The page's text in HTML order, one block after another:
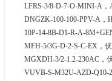
LFRS-3/8-D-7-O-MINI-A
DNGZK-100-100-PPV-A，
10P-14-8B-D1-R-A-
MFH-5/3G-D-2-S-C-EX，
MGXDH-3/2-1.2-230AC，
VUVB-S-M32U-AZD-Q10-